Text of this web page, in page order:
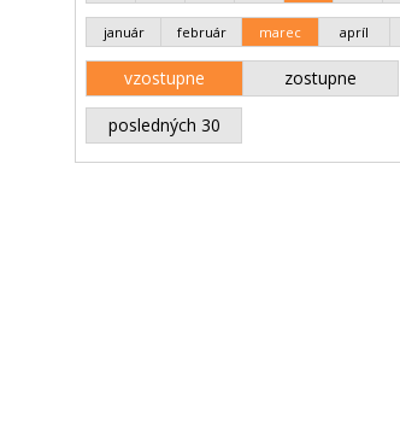
január február marec apríl
vzostupne zostupne
posledných 30